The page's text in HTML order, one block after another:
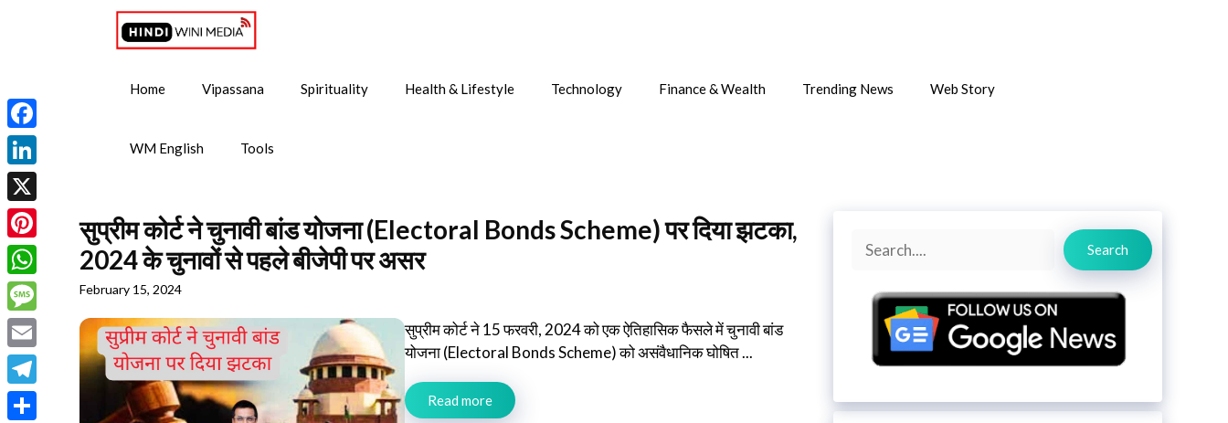
Home Vipassana Spirituality Health & Lifestyle Technology Finance & Wealth Trending News Web Story
WM English Tools
सुप्रीम कोर्ट ने चुनावी बांड योजना (Electoral Bonds Scheme) पर दिया झटका,
2024 के चुनावों से पहले बीजेपी पर असर
February 15, 2024
सुप्रीम कोर्ट ने 15 फरवरी, 2024 को एक ऐतिहासिक फैसले में चुनावी बांड
योजना (Electoral Bonds Scheme) को असंवैधानिक घोषित ...
Read more
Search
Search
Facebook
LinkedIn
X
Pinterest
WhatsApp
Message
Email
Telegram